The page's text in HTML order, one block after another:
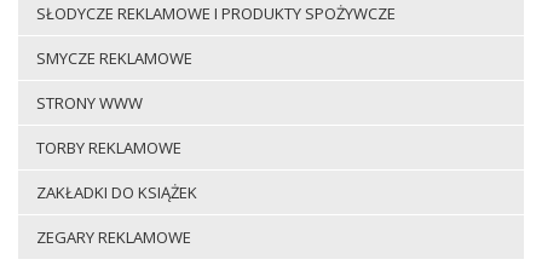
SŁODYCZE REKLAMOWE I PRODUKTY SPOŻYWCZE
SMYCZE REKLAMOWE
STRONY WWW
TORBY REKLAMOWE
ZAKŁADKI DO KSIĄŻEK
ZEGARY REKLAMOWE